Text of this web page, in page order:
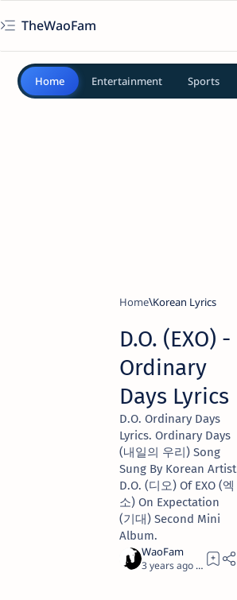
TheWaoFam
Home Entertainment Sports
Home Korean Lyrics
D.O. (EXO) -
Ordinary
Days Lyrics
D.O. Ordinary Days
Lyrics. Ordinary Days
(내일의 우리) Song
Sung By Korean Artist
D.O. (디오) Of EXO (엑
소) On Expectation
(기대) Second Mini
Album.
3 years ago 1